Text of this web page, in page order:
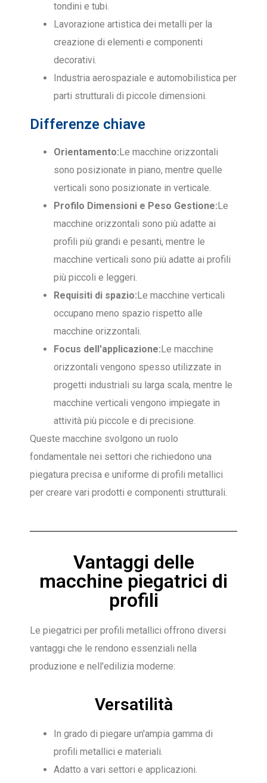
tondini e tubi.
Lavorazione artistica dei metalli per la
creazione di elementi e componenti
decorativi.
Industria aerospaziale e automobilistica per
parti strutturali di piccole dimensioni.
Differenze chiave
Orientamento:Le macchine orizzontali
sono posizionate in piano, mentre quelle
verticali sono posizionate in verticale.
Profilo Dimensioni e Peso Gestione:Le
macchine orizzontali sono più adatte ai
profili più grandi e pesanti, mentre le
macchine verticali sono più adatte ai profili
più piccoli e leggeri.
Requisiti di spazio:Le macchine verticali
occupano meno spazio rispetto alle
macchine orizzontali.
Focus dell'applicazione:Le macchine
orizzontali vengono spesso utilizzate in
progetti industriali su larga scala, mentre le
macchine verticali vengono impiegate in
attività più piccole e di precisione.
Queste macchine svolgono un ruolo
fondamentale nei settori che richiedono una
piegatura precisa e uniforme di profili metallici
per creare vari prodotti e componenti strutturali.
Vantaggi delle
macchine piegatrici di
profili
Le piegatrici per profili metallici offrono diversi
vantaggi che le rendono essenziali nella
produzione e nell'edilizia moderne:
Versatilità
In grado di piegare un'ampia gamma di
profili metallici e materiali.
Adatto a vari settori e applicazioni.